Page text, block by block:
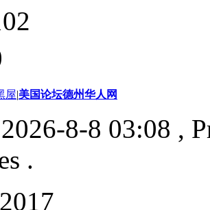
屋|美国论坛德州华人网
8-8 03:08 ,
.